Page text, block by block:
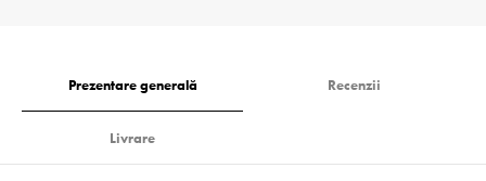
Prezentare generală Recenzii
Livrare